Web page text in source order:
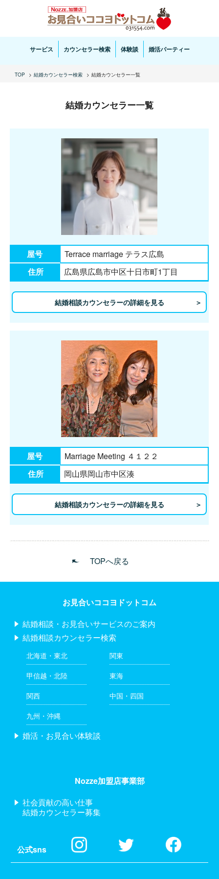
お見合い・結婚相談ならお見合いココヨドットコムへ。専任の結婚カウンセラーがサポートいた
します。
サービス カウンセラー検索 体験談 婚活パーティー
TOP 結婚カウンセラー検索 結婚カウンセラー一覧
結婚カウンセラー一覧
屋号
Terrace marriage テラス広島
住所
広島県広島市中区十日市町1丁目
結婚相談カウンセラーの詳細を見る
屋号
Marriage Meeting ４１２２
住所
岡山県岡山市中区湊
結婚相談カウンセラーの詳細を見る
TOPへ戻る
お見合いココヨドットコム
結婚相談・お見合いサービスのご案内
結婚相談カウンセラー検索
北海道・東北 関東
甲信越・北陸 東海
関西 中国・四国
九州・沖縄
婚活・お見合い体験談
Nozze加盟店事業部
社会貢献の高い仕事
結婚カウンセラー募集
公式sns